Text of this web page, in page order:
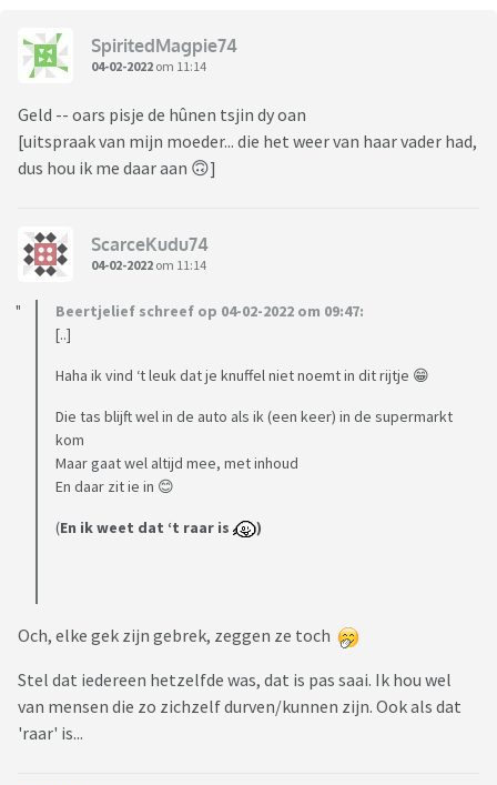
SpiritedMagpie74
04-02-2022 om 11:14
Geld -- oars pisje de hûnen tsjin dy oan
[uitspraak van mijn moeder... die het weer van haar vader had,
dus hou ik me daar aan 🙃]
ScarceKudu74
04-02-2022 om 11:14
Beertjelief schreef op 04-02-2022 om 09:47:
[..]
Haha ik vind ‘t leuk dat je knuffel niet noemt in dit rijtje 😁
Die tas blijft wel in de auto als ik (een keer) in de supermarkt
kom
Maar gaat wel altijd mee, met inhoud
En daar zit ie in 😊
(En ik weet dat ‘t raar is )
Och, elke gek zijn gebrek, zeggen ze toch
Stel dat iedereen hetzelfde was, dat is pas saai. Ik hou wel
van mensen die zo zichzelf durven/kunnen zijn. Ook als dat
'raar' is...